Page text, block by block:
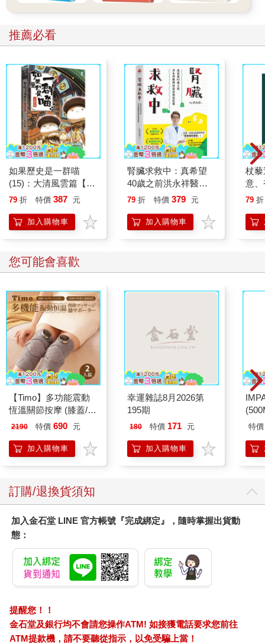
推薦必看
如果歷史是一群喵
(15)：大清風雲篇【萌
貓漫畫學歷史】
79 折 特價 387 元
加入購物車
腎臟求救中：真希望
40歲之前洪永祥醫師
就告訴我這些事
79 折 特價 379 元
加入購物車
杖
意
恭
79 折
您可能會喜歡
【Timo】多功能震動
恆溫關節按摩 (膝蓋/
肩/手肘通用) 無線充電
膝熱敷【雙入組】
2190 特價 690 元
加入購物車
幸運雜誌8月2026第
195期
180 特價 171 元
加入購物車
特價
訂購/退換貨須知
加入金石堂 LINE 官方帳號『完成綁定』，隨時掌握出貨動
態：
提醒您！！
金石堂及銀行均不會請您操作ATM! 如接獲電話要求您前往
ATM提款機，請不要聽從指示，以免受騙上當！